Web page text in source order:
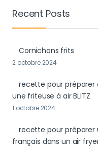
Recent Posts
Cornichons frits
2 octobre 2024
recette pour préparer
une friteuse à air BLITZ
1 octobre 2024
recette pour préparer
français dans un air fryer